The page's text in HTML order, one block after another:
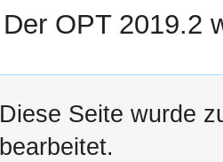
Der OPT 2019.2
Diese Seite wurde
bearbeitet.